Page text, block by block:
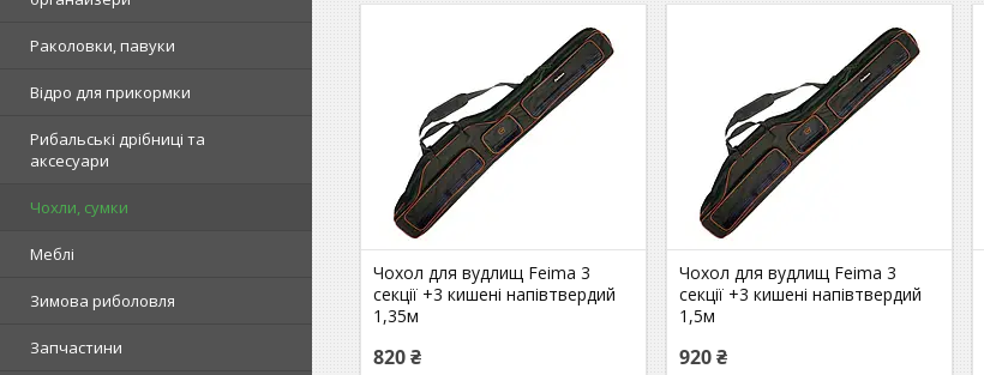
Раколовки, павуки
Відро для прикормки
Рибальські дрібниці та
аксесуари
Чохли, сумки
Меблі
Зимова риболовля
Запчастини
Чохол для вудлищ Feima 3
секції +3 кишені напівтвердий
1,35м
820 ₴
Чохол для вудлищ Feima 3
секції +3 кишені напівтвердий
1,5м
920 ₴